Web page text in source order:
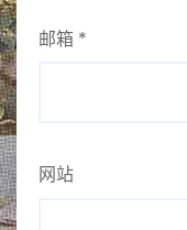
邮箱 *
网站